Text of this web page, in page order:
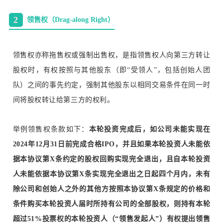
2 领售权（Drag-along Right）
领售权亦称拖售权或强制出售权，是指领售权人向第三方转让
股权时，有权按照与其他股东（即“受领人”，包括创始人团
队）之间的事先约定，强制其他股东以相同交易条件在同一时
间将股权转让给第三方的权利。
举例领售权条款如下： 本轮投资完成后，如公司未能实现在
2024年12月31日前完成合格IPO，并且如果本轮投资人未能依
据本协议第X条约定的股权回购实现完全退出，且自本轮投资
人未能依据本协议第X条实现完全退出之日起四个月内，未有
除公司和创始人之外的其他方按照本协议第X条规定的价格和
条件购买本轮投资人届时所持有公司的全部股权，则持有本轮
超过51%投票权的本轮投资人（“领售发起人”）有权提出领售